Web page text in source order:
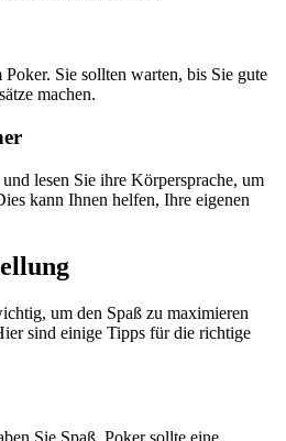
Sie sollten warten, bis Sie gute
machen.
lesen Sie ihre Körpersprache, um
kann Ihnen helfen, Ihre eigenen
um den Spaß zu maximieren
sind einige Tipps für die richtige
Sie Spaß. Poker sollte eine